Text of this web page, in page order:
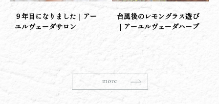
９年目になりました｜アー
ユルヴェーダサロン
台風後のレモングラス遊び
｜アーユルヴェーダハーブ